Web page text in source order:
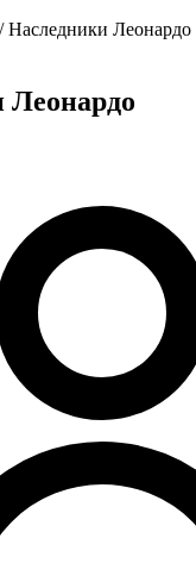
/ Наследники Леонардо
Леонардо